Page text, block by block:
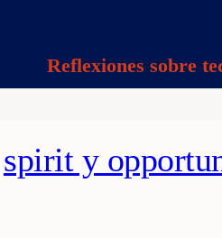
Reflexiones sobre
spirit y